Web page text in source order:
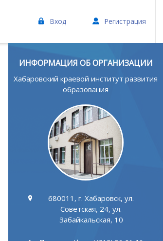
Вход Регистрация
ИНФОРМАЦИЯ ОБ ОРГАНИЗАЦИИ
Хабаровский краевой институт развития
образования
680011, г. Хабаровск, ул.
Советская, 24, ул.
Забайкальская, 10